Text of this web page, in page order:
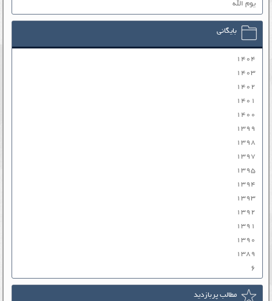
یوم الله
بایگانی
۱۴۰۴
۱۴۰۳
۱۴۰۲
۱۴۰۱
۱۴۰۰
۱۳۹۹
۱۳۹۸
۱۳۹۷
۱۳۹۵
۱۳۹۴
۱۳۹۳
۱۳۹۲
۱۳۹۱
۱۳۹۰
۱۳۸۹
۶
مطالب پربازدید